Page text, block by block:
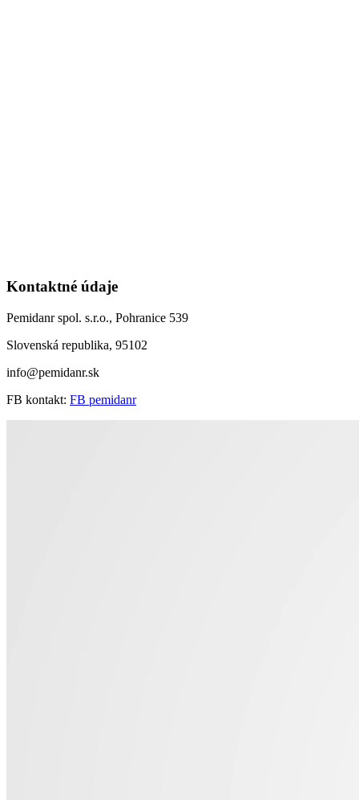
Kontaktné údaje
Pemidanr spol. s.r.o., Pohranice 539
Slovenská republika, 95102
info@pemidanr.sk
FB kontakt: FB pemidanr